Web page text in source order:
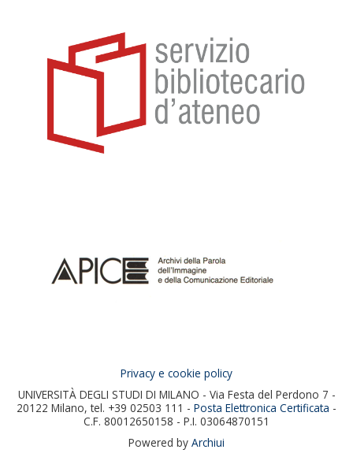
Privacy e cookie policy
UNIVERSITÀ DEGLI STUDI DI MILANO - Via Festa del Perdono 7 -
20122 Milano, tel. +39 02503 111 - Posta Elettronica Certificata -
C.F. 80012650158 - P.I. 03064870151
Powered by Archiui